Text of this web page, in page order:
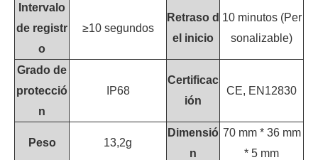
Intervalo
de registr
o
≥10 segundos
Retraso d
el inicio
10 minutos (Per
sonalizable)
Grado de
protecció
n
IP68
Certificac
ión
CE, EN12830
Peso 13,2g
Dimensió
n
70 mm * 36 mm
* 5 mm